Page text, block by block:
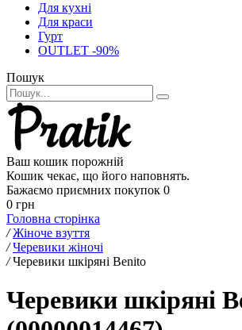
Для кухні
Для краси
Гурт
OUTLET -90%
Пошук
Ваш кошик порожній
Кошик чекає, що його наповнять.
Бажаємо приємних покупок 0
0 грн
Головна сторінка
/ Жіноче взуття
/ Черевики жіночі
/ Черевики шкіряні Benito
Черевики шкіряні